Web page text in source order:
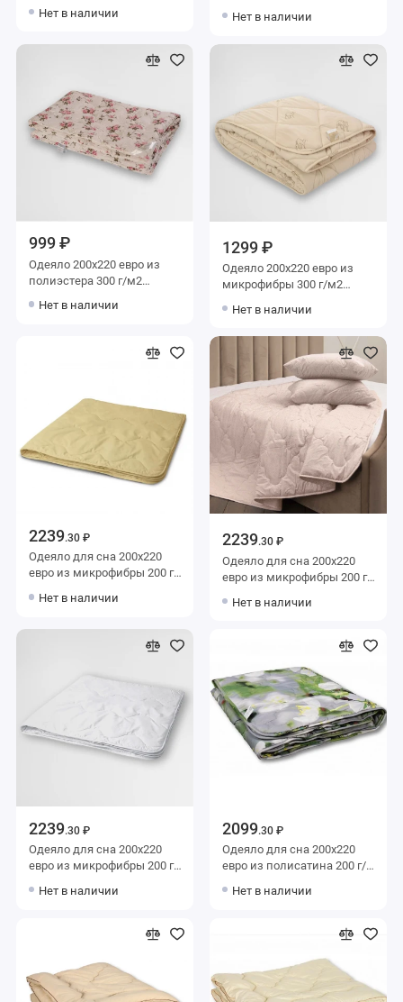
текстиля
Нет в наличии
Столица текстиля
Нет в наличии
999 ₽
Одеяло 200х220 евро из
полиэстера 300 г/м2
текстиля
Нет в наличии
1299 ₽
Одеяло 200х220 евро из
микрофибры 300 г/м2
Столица текстиля
Нет в наличии
2239.30 ₽
Одеяло для сна 200х220
евро из микрофибры 200 г/
силиконизированное
Нет в наличии
2239.30 ₽
Одеяло для сна 200х220
евро из микрофибры 200 г/
силиконизированное
Нет в наличии
2239.30 ₽
Одеяло для сна 200х220
евро из микрофибры 200 г/
силиконизированное
Нет в наличии
2099.30 ₽
Одеяло для сна 200х220
евро из полисатина 200 г/
силиконизированное
Нет в наличии